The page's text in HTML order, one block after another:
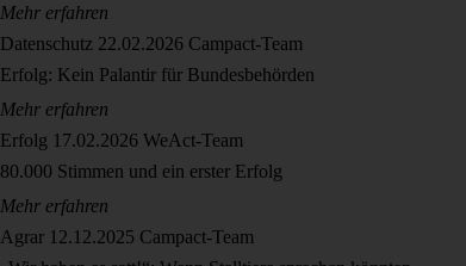
Mehr erfahren
Datenschutz 22.02.2026 Campact-Team
Erfolg: Kein Palantir für Bundesbehörden
Mehr erfahren
Erfolg 17.02.2026 WeAct-Team
80.000 Stimmen und ein erster Erfolg
Mehr erfahren
Agrar 12.12.2025 Campact-Team